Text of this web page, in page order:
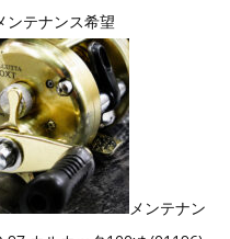
ンテナンス希望
メンテナン